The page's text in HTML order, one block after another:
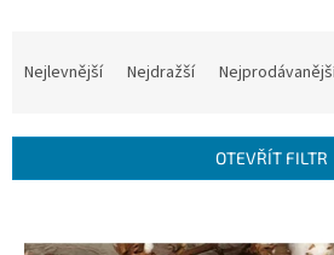
í
Nejlevnější Nejdražší
OTEVŘÍT FILTR